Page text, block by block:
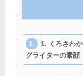
1. くろさわ
グライターの素顔